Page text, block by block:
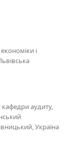
і
аудиту,
Україна